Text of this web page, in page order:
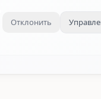
Отклонить